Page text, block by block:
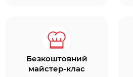
Безкоштовний
майстер-клас